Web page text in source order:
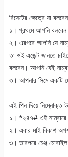
রিসেটের ক্ষেত্রে যা
১। প্রথমে আপনি বলবেন
২। এরপরে আপনি যে
তা ওই এজেন্ট জানতে
বলবেন। আপনি যেই
৩। আপনার সিমে একটি
এই পিন দিয়ে নিম্নোক্ত
১। *২৪৭# এই নাম্বারে
২। এবার মাই বিকাশ
৩। তারপরে চেঞ্জ